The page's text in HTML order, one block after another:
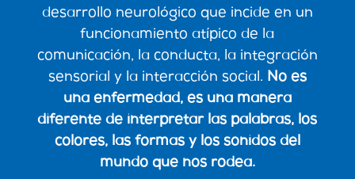
desarrollo neurológico que incide en un
funcionamiento atípico de la
comunicación, la conducta, la integración
sensorial y la interacción social. No es
una enfermedad, es una manera
diferente de interpretar las palabras, los
colores, las formas y los sonidos del
mundo que nos rodea.